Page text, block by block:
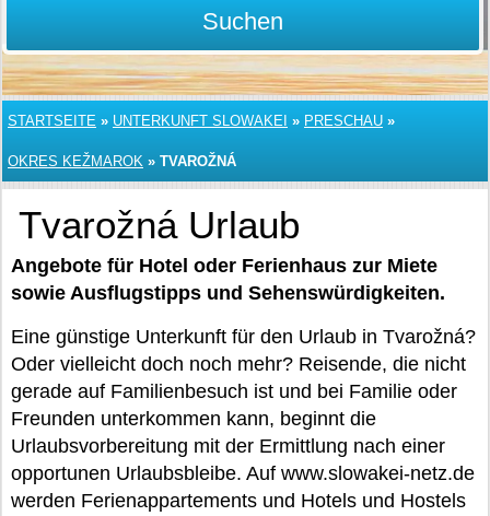
Suchen
STARTSEITE » UNTERKUNFT SLOWAKEI » PRESCHAU »
OKRES KEŽMAROK » TVAROŽNÁ
Tvarožná Urlaub
Angebote für Hotel oder Ferienhaus zur Miete
sowie Ausflugstipps und Sehenswürdigkeiten.
Eine günstige Unterkunft für den Urlaub in Tvarožná?
Oder vielleicht doch noch mehr? Reisende, die nicht
gerade auf Familienbesuch ist und bei Familie oder
Freunden unterkommen kann, beginnt die
Urlaubsvorbereitung mit der Ermittlung nach einer
opportunen Urlaubsbleibe. Auf www.slowakei-netz.de
werden Ferienappartements und Hotels und Hostels